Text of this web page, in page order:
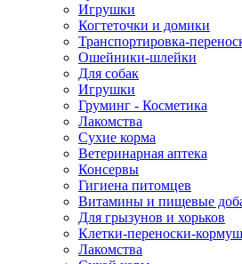
Игрушки
Когтеточки и домики
Транспортировка-
Ошейники-шлейки
Для собак
Игрушки
Груминг - Косметика
Лакомства
Сухие корма
Ветеринарная аптека
Консервы
Гигиена питомцев
Витамины и пищевые
Для грызунов и хорьков
Клетки-переноски-
Лакомства